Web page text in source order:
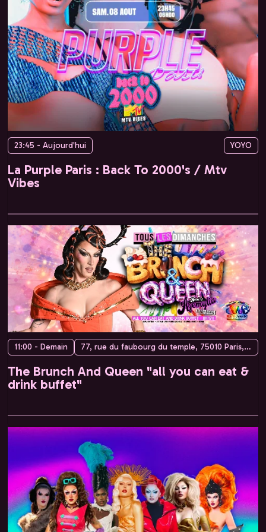
23:45 - Aujourd'hui YOYO
La Purple Paris : Back To 2000's / Mtv
Vibes
11:00 - Demain 77, rue du faubourg du temple, 75010 Paris, France
The Brunch And Queen "all you can eat &
drink buffet"